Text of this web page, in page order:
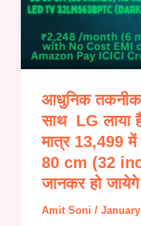
आधुनिक तकनीक
साथ LG लाया
मात्र 13,499 में
80 cm (32
जानकर हो जायेगे
Amit Soni /